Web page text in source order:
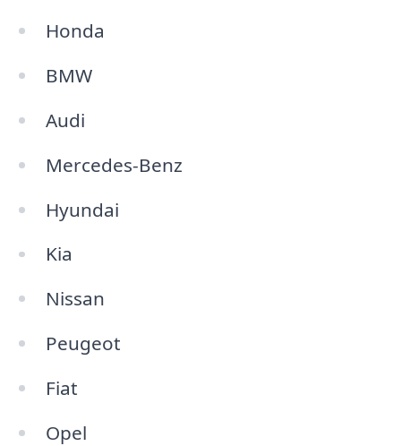
Honda
BMW
Audi
Mercedes-Benz
Hyundai
Kia
Nissan
Peugeot
Fiat
Opel